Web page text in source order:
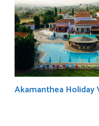
Akamanthea Holiday